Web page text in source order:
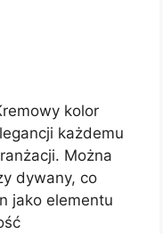
kolor
każdemu
Można
dywany, co
jako elementu